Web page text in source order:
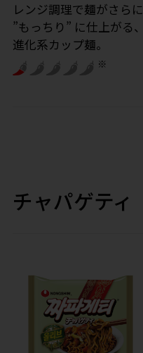
レンジ調理で麺がさらに
”もっちり” に仕上がる、
進化系カップ麺。
※
チャパゲティ